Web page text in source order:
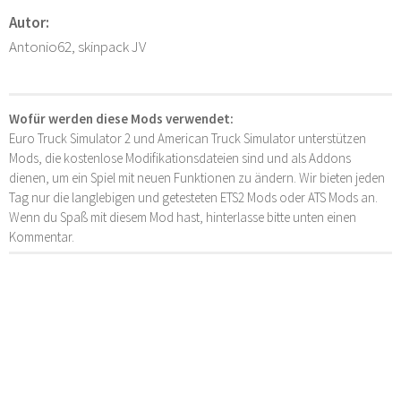
Autor:
Antonio62, skinpack JV
Wofür werden diese Mods verwendet:
Euro Truck Simulator 2 und American Truck Simulator unterstützen
Mods, die kostenlose Modifikationsdateien sind und als Addons
dienen, um ein Spiel mit neuen Funktionen zu ändern. Wir bieten jeden
Tag nur die langlebigen und getesteten ETS2 Mods oder ATS Mods an.
Wenn du Spaß mit diesem Mod hast, hinterlasse bitte unten einen
Kommentar.